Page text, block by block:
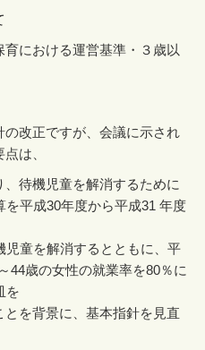
における運営基準・３歳以
改正ですが、会議に示され
は、
待機児童を解消するために
を平成30年度から平成31 年度
児童を解消するとともに、平
～44歳の女性の就業率を80％に
を
背景に、基本指針を見直